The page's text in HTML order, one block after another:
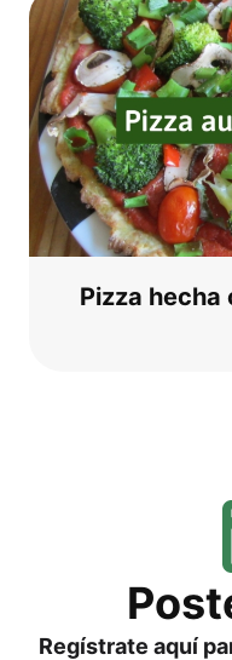
Piz­za hecha
Regí­s­tra­te aquí